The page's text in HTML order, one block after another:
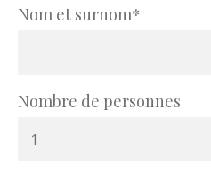
Nom et surnom*
Nombre de personnes